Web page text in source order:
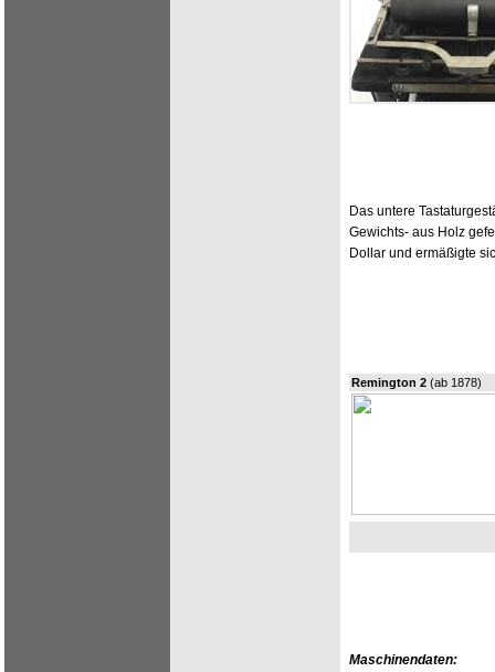
Das untere
Gewichts- aus Holz
Dollar und ermäßigte
Remington 2 (ab 1878)
Maschinendaten: